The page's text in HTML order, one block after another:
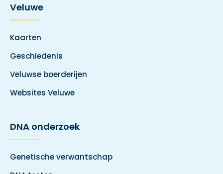
Veluwe
Kaarten
Geschiedenis
Veluwse boerderijen
Websites Veluwe
DNA onderzoek
Genetische verwantschap